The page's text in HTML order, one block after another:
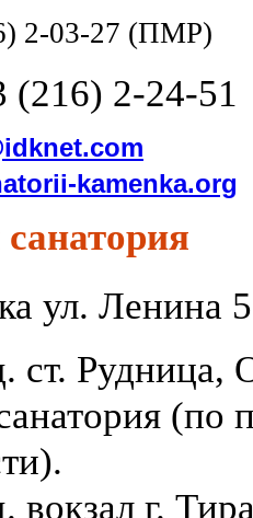
2-03-27 (ПМР)
(216) 2-24-51
kamenka.org
ул. Ленина
ст. Рудница,
(по
вокзал г.